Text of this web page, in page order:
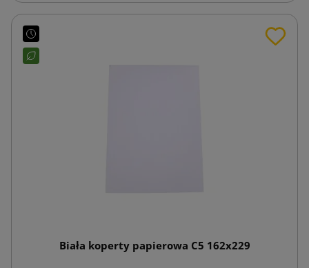
Biała koperty papierowa C5 162x229